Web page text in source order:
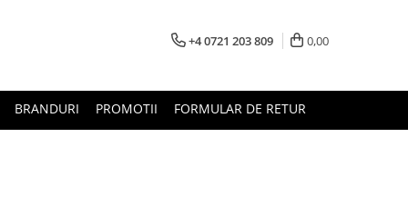
+4 0721 203 809 0,00
BRANDURI PROMOTII FORMULAR DE RETUR